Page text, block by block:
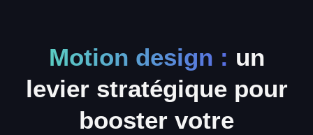
Motion design : un
levier stratégique pour
booster votre